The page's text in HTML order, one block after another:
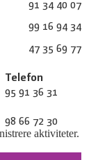
91 34 40 07
99 16 94 34
47 35 69 77
Telefon
95 91 36 31
98 66 72 30
aktiviteter.